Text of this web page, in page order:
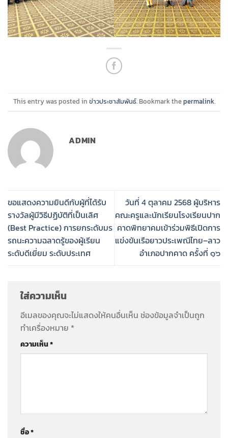
This entry was posted in ข่าวประชาสัมพันธ์. Bookmark thepermalink.
ADMIN
ขอแสดงความยินดีกับผู้ที่ได้รับ
รางวัลผู้มีวิธีปฏิบัติที่เป็นเลิศ
(Best Practice) การยกระดับมร
รถนะความฉลาดรู้ของผู้เรียน
ระดับดีเยี่ยม ระดับประเทศ
วันที่ 4 ตุลาคม 2568 ผู้บริหาร
คณะครูและนักเรียนโรงเรียนปาก
คาดพิทยาคมเข้าร่วมพิธีเปิดการ
แข่งขันเรือยาวประเพณีไทย–ลาว
อำเภอปากคาด ครั้งที่ ๑๖
ใส่ความเห็น
อีเมลของคุณจะไม่แสดงให้คนอื่นเห็น ช่องข้อมูลจำเป็นถูก
ทำเครื่องหมาย *
ความเห็น*
ชื่อ*